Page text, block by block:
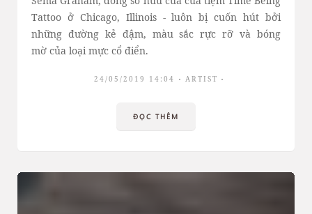
Tattoo ở Chicago, Illinois - luôn bị cuốn hút bởi
những đường kẻ đậm, màu sắc rực rỡ và bóng
mờ của loại mực cổ điển.
24/05/2019 14:04 ARTIST
ĐỌC THÊM